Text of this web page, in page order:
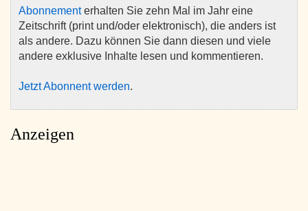
Abonnementerhalten Sie zehn Mal im Jahr eine
Zeitschrift (print und/oder elektronisch), die anders ist
als andere. Dazu können Sie dann diesen und viele
andere exklusive Inhalte lesen und kommentieren.
Jetzt Abonnent werden.
Anzeigen